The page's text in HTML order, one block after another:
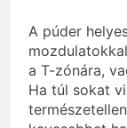
A púder
a T-zónára,
Ha túl sokat